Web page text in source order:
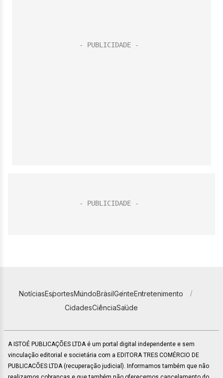
NotíciasEsportesMundoBrasilGenteEntretenimento
CidadesCiênciaSaúde
A ISTOÉ PUBLICAÇÕES LTDA é um portal digital independente e sem
vinculação editorial e societária com a EDITORA TRES COMÉRCIO DE
PUBLICACÕES LTDA (recuperação judicial). Informamos também que não